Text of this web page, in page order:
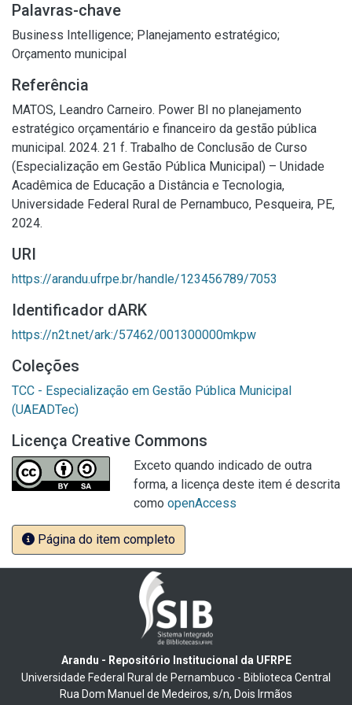
Palavras-chave
Business Intelligence; Planejamento estratégico;
Orçamento municipal
Referência
MATOS, Leandro Carneiro. Power BI no planejamento
estratégico orçamentário e financeiro da gestão pública
municipal. 2024. 21 f. Trabalho de Conclusão de Curso
(Especialização em Gestão Pública Municipal) – Unidade
Acadêmica de Educação a Distância e Tecnologia,
Universidade Federal Rural de Pernambuco, Pesqueira, PE,
2024.
URI
https://arandu.ufrpe.br/handle/123456789/7053
Identificador dARK
https://n2t.net/ark:/57462/001300000mkpw
Coleções
TCC - Especialização em Gestão Pública Municipal
(UAEADTec)
Licença Creative Commons
Exceto quando indicado de outra
forma, a licença deste item é descrita
como openAccess
Página do item completo
Arandu - Repositório Institucional da UFRPE
Universidade Federal Rural de Pernambuco - Biblioteca Central
Rua Dom Manuel de Medeiros, s/n, Dois Irmãos